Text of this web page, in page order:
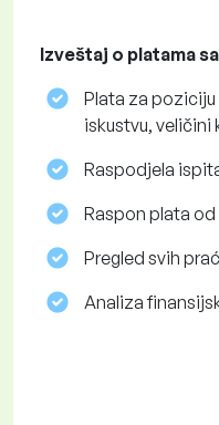
Izveštaj o platama
Plata za
iskustvu,
Raspodjela
Raspon plata od
Pregled svih
Analiza